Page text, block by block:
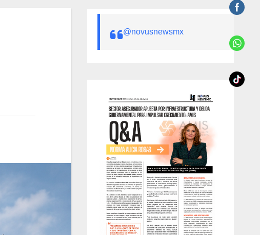
@novusnewsmx